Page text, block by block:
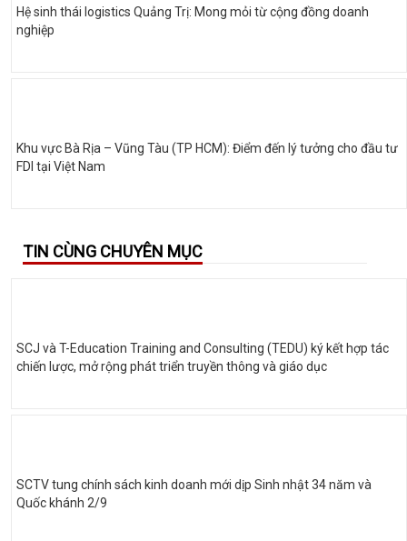
Hệ sinh thái logistics Quảng Trị: Mong mỏi từ cộng đồng doanh
nghiệp
Khu vực Bà Rịa – Vũng Tàu (TP HCM): Điểm đến lý tưởng cho đầu tư
FDI tại Việt Nam
TIN CÙNG CHUYÊN MỤC
SCJ và T-Education Training and Consulting (TEDU) ký kết hợp tác
chiến lược, mở rộng phát triển truyền thông và giáo dục
SCTV tung chính sách kinh doanh mới dịp Sinh nhật 34 năm và
Quốc khánh 2/9